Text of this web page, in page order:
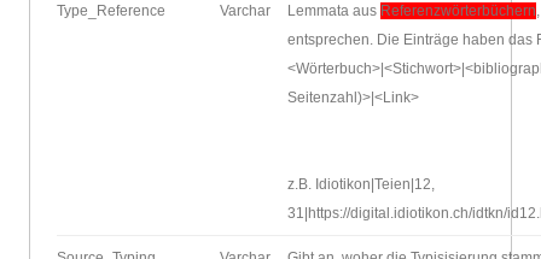
Type_Reference Varchar Lemmata aus Referenzwörterbüchern
entsprechen. Die Einträge haben das
Seitenzahl)>|<Link>
z.B. Idiotikon|Teien|12,
31|https://digital.idiotikon.ch/idtkn/